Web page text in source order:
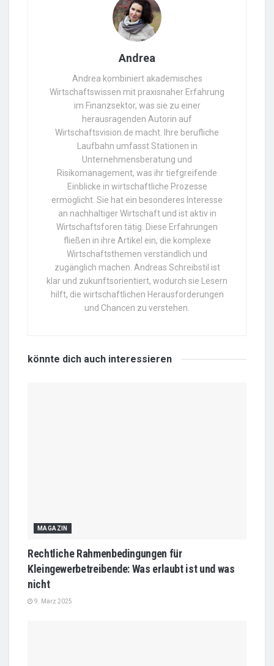
Andrea
Andrea kombiniert akademisches
Wirtschaftswissen mit praxisnaher Erfahrung
im Finanzsektor, was sie zu einer
herausragenden Autorin auf
Wirtschaftsvision.de macht. Ihre berufliche
Laufbahn umfasst Stationen in
Unternehmensberatung und
Risikomanagement, was ihr tiefgreifende
Einblicke in wirtschaftliche Prozesse
ermöglicht. Sie hat ein besonderes Interesse
an nachhaltiger Wirtschaft und ist aktiv in
Wirtschaftsforen tätig. Diese Erfahrungen
fließen in ihre Artikel ein, die komplexe
Wirtschaftsthemen verständlich und
zugänglich machen. Andreas Schreibstil ist
klar und zukunftsorientiert, wodurch sie Lesern
hilft, die wirtschaftlichen Herausforderungen
und Chancen zu verstehen.
könnte dich auch interessieren
MAGAZIN
Rechtliche Rahmenbedingungen für
Kleingewerbetreibende: Was erlaubt ist und was
nicht
9. März 2025